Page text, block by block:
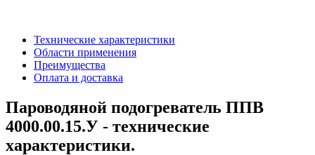
Технические характеристики
Области применения
Преимущества
Оплата и доставка
Пароводяной подогреватель ППВ
4000.00.15.У - технические
характеристики.